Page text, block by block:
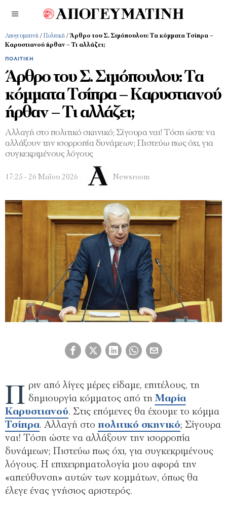
Απογευματινή / Πολιτική /Άρθρο του Σ. Σιμόπουλου: Τα κόµµατα Τσίπρα –
Καρυστιανού ήρθαν – Τι αλλάζει;
ΠΟΛΙΤΙΚΉ
Άρθρο του Σ. Σιμόπουλου: Τα
κόµµατα Τσίπρα – Καρυστιανού
ήρθαν – Τι αλλάζει;
Αλλαγή στο πολιτικό σκηνικό; Σίγουρα ναι! Τόση ώστε να
αλλάξουν την ισορροπία δυνάµεων; Πιστεύω πως όχι, για
συγκεκριµένους λόγους
17:25 - 26 Μαΐου 2026 Newsroom
Π ριν από λίγες µέρες είδαµε, επιτέλους, τη
δηµιουργία κόµµατος από τη Μαρία
Καρυστιανού. Στις επόµενες θα έχουµε το κόµµα
Τσίπρα. Αλλαγή στο πολιτικό σκηνικό; Σίγουρα
ναι! Τόση ώστε να αλλάξουν την ισορροπία
δυνάµεων; Πιστεύω πως όχι, για συγκεκριµένους
λόγους. Η επιχειρηµατολογία µου αφορά την
«απεύθυνση» αυτών των κοµµάτων, όπως θα
έλεγε ένας γνήσιος αριστερός.